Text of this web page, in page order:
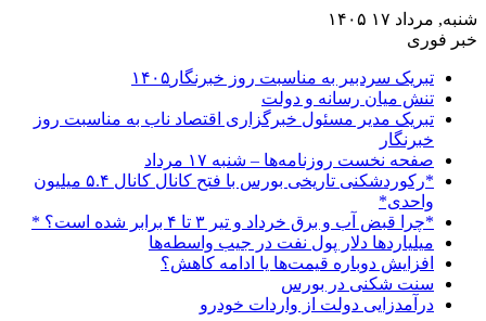
شنبه, مرداد ۱۷ ۱۴۰۵
خبر فوری
تبریک سردبیر به مناسبت روز خبرنگار۱۴۰۵
تنش میان رسانه و دولت
تبریک مدیر مسئول خبرگزاری اقتصاد ناب به مناسبت روز
خبرنگار
صفحه نخست روزنامه‌ها – شنبه ۱۷ مرداد
*رکوردشکنی تاریخی بورس با فتح کانال کانال ۵.۴ میلیون
واحدی*
*چرا قبض آب و برق خرداد و تیر ۳ تا ۴ برابر شده است؟ *
میلیاردها دلار پول نفت در جیب واسطه‌ها
افزایش دوباره قیمت‌ها یا ادامه کاهش؟
سنت شکنی در بورس
درآمدزایی دولت از واردات خودرو